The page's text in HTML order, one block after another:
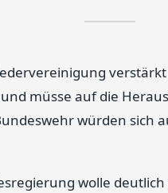
müsse auf die
würden sich
wolle